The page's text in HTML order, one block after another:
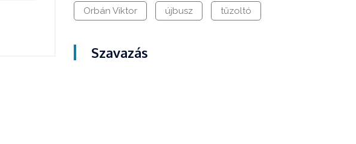
Orbán Viktor újbusz tűzoltó
Szavazás